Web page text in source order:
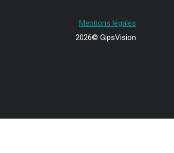
Mentions légales
2026© GipsVision